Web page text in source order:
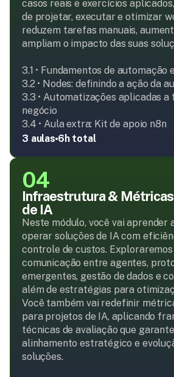
casos reais e exercícios
de projetar, executar e otimizar
reduzem tarefas manuais,
ampliam o impacto das suas
3.1 • Fundamentos de automação
3.2 • Nodes: definindo a ação da
3.3 • Automatizações aplicadas a
negócio
3.4 • Aula extra: Kit de apoio n8n
3 aulas 6h total
04
Infraestrutura &
de IA
Neste módulo, você vai aprender
operar soluções de IA com
controle de custos.
comunicação entre agentes,
emergentes, gestão de dados e
além de estratégias para
Você também vai redefinir
para projetos de IA, aplicando
técnicas de avaliação que
alinhamento estratégico e
soluções.